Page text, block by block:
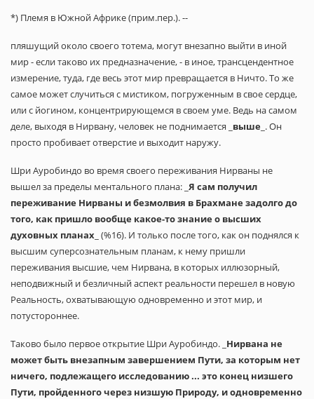
*) Племя в Южной Африке (прим.пер.). --
пляшущий около своего тотема, могут внезапно выйти в иной
мир - если таково их предназначение, - в иное, трансцендентное
измерение, туда, где весь этот мир превращается в Ничто. То же
самое может случиться с мистиком, погруженным в свое сердце,
или с йогином, концентрирующемся в своем уме. Ведь на самом
деле, выходя в Нирвану, человек не поднимается _ выше _. Он
просто пробивает отверстие и выходит наружу.
Шри Ауробиндо во время своего переживания Нирваны не
вышел за пределы ментального плана: _ Я сам получил
переживание Нирваны и безмолвия в Брахмане задолго до
того, как пришло вообще какое-то знание о высших
духовных планах _ (%16). И только после того, как он поднялся к
высшим суперсознательным планам, к нему пришли
переживания высшие, чем Нирвана, в которых иллюзорный,
неподвижный и безличный аспект реальности перешел в новую
Реальность, охватывающую одновременно и этот мир, и
потустороннее.
Таково было первое открытие Шри Ауробиндо. _ Нирвана не
может быть внезапным завершением Пути, за которым нет
ничего, подлежащего исследованию ... это конец низшего
Пути, пройденного через низшую Природу, и одновременно